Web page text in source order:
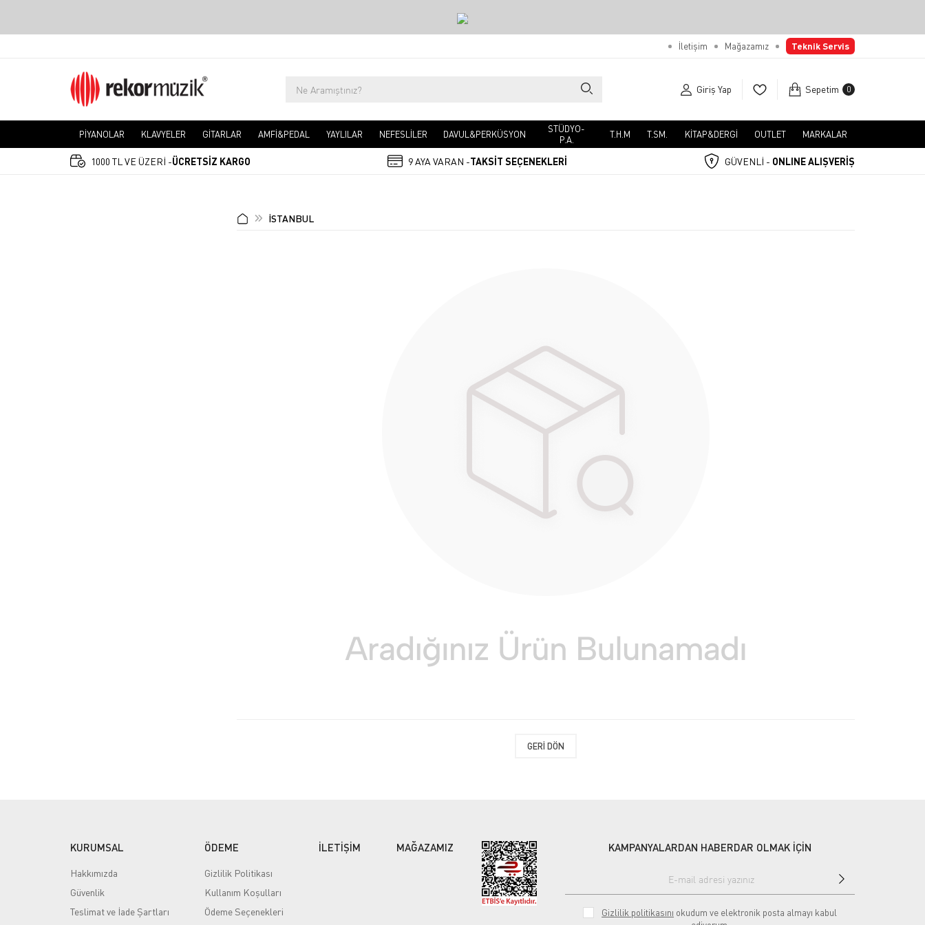
İletişim Mağazamız Teknik Servis
Giriş Yap Sepetim 0
PİYANOLAR KLAVYELER GİTARLAR AMFİ&PEDAL YAYLILAR NEFESLİLER DAVUL&PERKÜSYON
STÜDYO-
P.A.
T.H.M T.SM. KİTAP&DERGİ OUTLET MARKALAR
1000 TL VE ÜZERİ -ÜCRETSİZ KARGO 9 AYA VARAN -TAKSİT SEÇENEKLERİ GÜVENLİ - ONLINE ALIŞVERİŞ
İSTANBUL
GERI DÖN
KURUMSAL
Hakkımızda
Güvenlik
Teslimat ve İade Şartları
ÖDEME
Gizlilik Politikası
Kullanım Koşulları
Ödeme Seçenekleri
İLETİŞİM MAĞAZAMIZ KAMPANYALARDAN HABERDAR OLMAK İÇİN
Gizlilik politikasını okudum ve elektronik posta almayı kabul